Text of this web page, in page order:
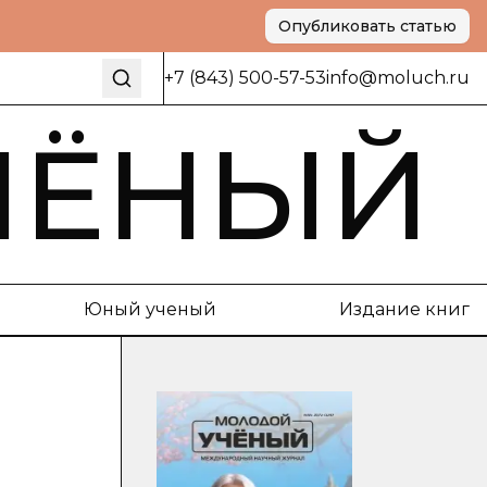
Опубликовать статью
+7 (843) 500-57-53info@moluch.ru
Юный ученый Издание книг